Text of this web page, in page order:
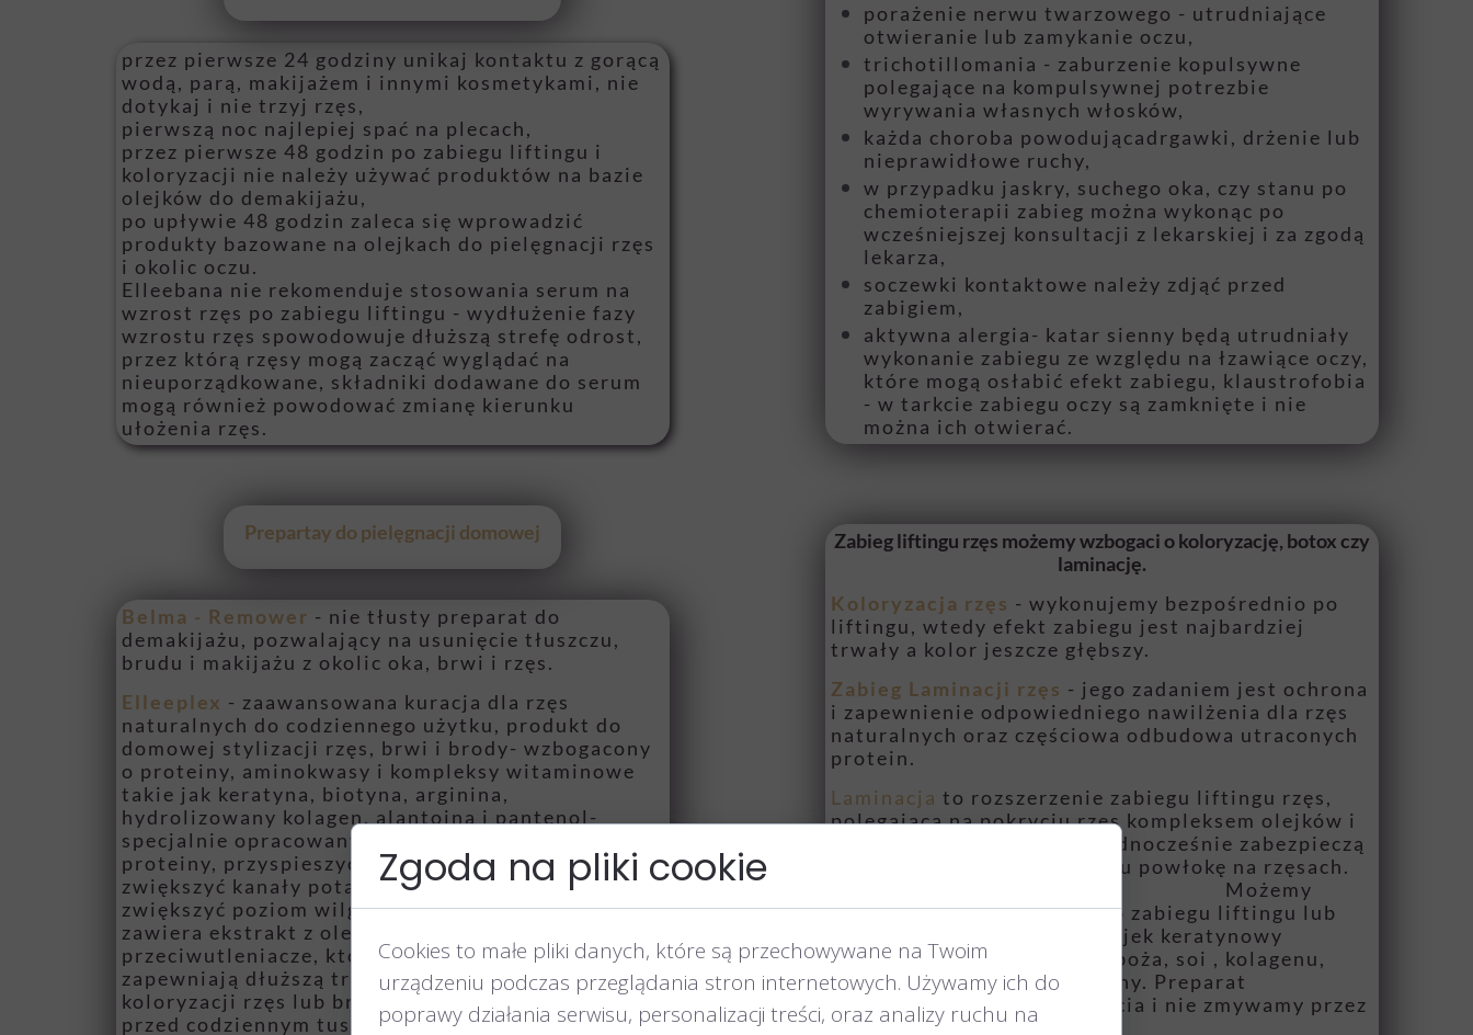
Prepartay do pielęgnacji domowej
porażenie nerwu twarzowego - utrudniające
otwieranie lub zamykanie oczu,
trichotillomania - zaburzenie kopulsywne
polegające na kompulsywnej potrezbie
wyrywania własnych włosków,
każda choroba powodującadrgawki, drżenie lub
nieprawidłowe ruchy,
w przypadku jaskry, suchego oka, czy stanu po
chemioterapii zabieg można wykonąc po
wcześniejszej konsultacji z lekarskiej i za zgodą
lekarza,
soczewki kontaktowe należy zdjąć przed
zabigiem,
aktywna alergia- katar sienny będą utrudniały
wykonanie zabiegu ze względu na łzawiące oczy,
które mogą osłabić efekt zabiegu, klaustrofobia
- w tarkcie zabiegu oczy są zamknięte i nie
można ich otwierać.
Belma - Remower - nie tłusty preparat do
demakijażu, pozwalający na usunięcie tłuszczu,
brudu i makijażu z okolic oka, brwi i rzęs.
Elleeplex - zaawansowana kuracja dla rzęs
naturalnych do codziennego użytku, produkt do
domowej stylizacji rzęs, brwi i brody- wzbogacony
o proteiny, aminokwasy i kompleksy witaminowe
takie jak keratyna, biotyna, arginina,
hydrolizowany kolagen, alantoina i pantenol-
specjalnie opracowany, aby pomóc przywrócić
proteiny, przyspieszyć wytwarzanie komórek,
zwiększyć kanały potasowe w komórkach i
zwiększyć poziom wilgoci w strukturze włosa-
zawiera ekstrakt z oleju słonecznikowego i
przeciwutleniacze, które pomagają chronić włosy i
zapewniają dłuższą trwałość barwy przy
koloryzacji rzęs lub brwi.
Elleeplex
można nakładać
przed codziennym tuszem do rzęs, jego
przez pierwsze 24 godziny unikaj kontaktu z gorącą
wodą, parą, makijażem i innymi kosmetykami, nie
dotykaj i nie trzyj rzęs,
pierwszą noc najlepiej spać na plecach,
przez pierwsze 48 godzin po zabiegu liftingu i
koloryzacji nie należy używać produktów na bazie
olejków do demakijażu,
po upływie 48 godzin zaleca się wprowadzić
produkty bazowane na olejkach do pielęgnacji rzęs
i okolic oczu.
Elleebana nie rekomenduje stosowania serum na
wzrost rzęs po zabiegu liftingu - wydłużenie fazy
wzrostu rzęs spowodowuje dłuższą strefę odrost,
przez którą rzęsy mogą zacząć wyglądać na
nieuporządkowane, składniki dodawane do serum
mogą również powodować zmianę kierunku
ułożenia rzęs.
Zabieg liftingu rzęs możemy wzbogaci o koloryzację, botox czy
laminację.
Koloryzacja rzęs - wykonujemy bezpośrednio po
liftingu, wtedy efekt zabiegu jest najbardziej
trwały a kolor jeszcze głębszy.
Zabieg Laminacji rzęs - jego zadaniem jest ochrona
i zapewnienie odpowiedniego nawilżenia dla rzęs
naturalnych oraz częściowa odbudowa utraconych
protein.
Laminacja to rozszerzenie zabiegu liftingu rzęs,
polegająca na pokryciu rzęs kompleksem olejków i
witamin, które odżywią i jednocześnie zabezpieczą
rzęsy tworząc swego rodzaju powłokę na rzęsach.
Możemy
wykonać ją bezpośrednio po zabiegu liftingu lub
farbowaniu - nakładając olejek keratynowy
składający się z 3 protein zboża, soi , kolagenu,
oraz hydrolizowanej keratyny. Preparat
pozostawiamy do wchłonięcia i nie zmywamy przez
24h od zabiegu.
Zgoda na pliki cookie
Cookies to małe pliki danych, które są przechowywane na Twoim
urządzeniu podczas przeglądania stron internetowych. Używamy ich do
poprawy działania serwisu, personalizacji treści, oraz analizy ruchu na